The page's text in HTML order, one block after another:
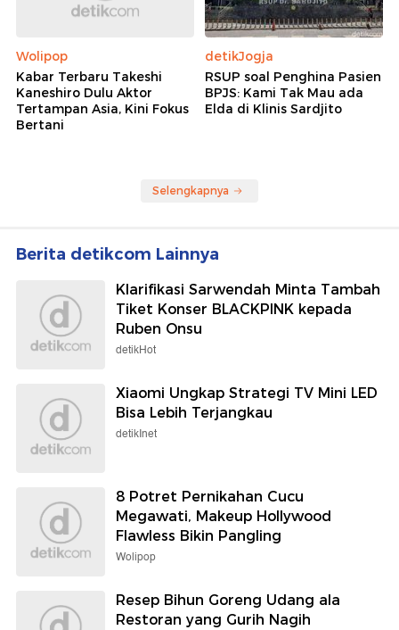
Wolipop
Kabar Terbaru Takeshi
Kaneshiro Dulu Aktor
Tertampan Asia, Kini Fokus
Bertani
detikJogja
RSUP soal Penghina Pasien
BPJS: Kami Tak Mau ada
Elda di Klinis Sardjito
Selengkapnya
Berita detikcom Lainnya
Klarifikasi Sarwendah Minta Tambah
Tiket Konser BLACKPINK kepada
Ruben Onsu
detikHot
Xiaomi Ungkap Strategi TV Mini LED
Bisa Lebih Terjangkau
detikInet
8 Potret Pernikahan Cucu
Megawati, Makeup Hollywood
Flawless Bikin Pangling
Wolipop
Resep Bihun Goreng Udang ala
Restoran yang Gurih Nagih